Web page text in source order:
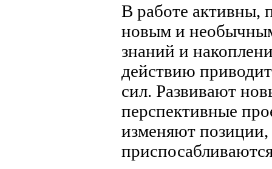
В работе активны,
новым и
знаний и
действию
сил. Развивают
перспективные
изменяют позиции,